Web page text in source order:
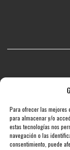
Para ofrecer las mejores
para almacenar y/o
estas tecnologías nos
navegación o las
consentimiento, puede